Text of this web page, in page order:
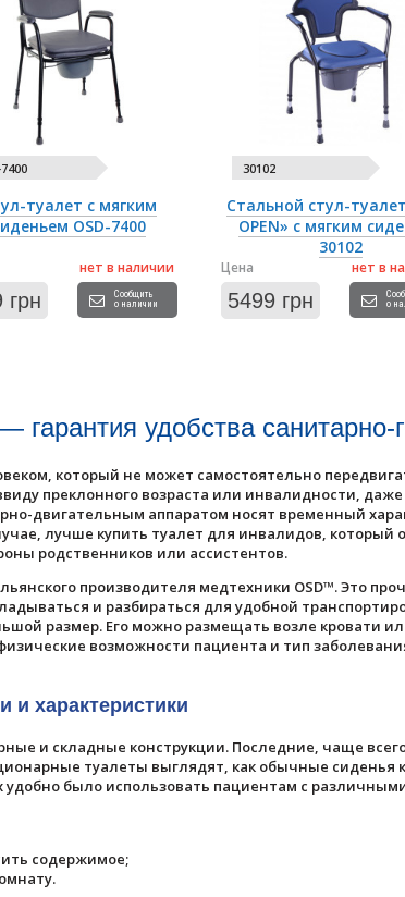
туалет с мягким
OSD-7400
нет в наличии
Сообщить
о наличии
грн
30102
Стальной стул-
OPEN» с мягким
30102
нет в
о
Цена
5499 грн
удобства санитарно-
который не может самостоятельно
преклонного возраста или инвалидности,
двигательным аппаратом носят временный
лучше купить туалет для инвалидов, который
родственников или ассистентов.
производителя медтехники OSD™. Это
и разбираться для удобной
размер. Его можно размещать возле кровати
возможности пациента и тип
и характеристики
и складные конструкции. Последние, чаще
туалеты выглядят, как обычные сиденья
удобно было использовать пациентам с
содержимое;